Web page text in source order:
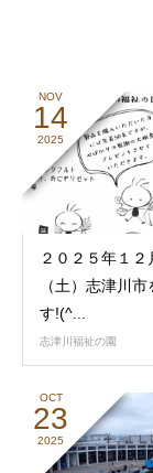
NOV
14
2025
２０２５年１２
（土）志津川
す!(^...
志津川福祉の園
OCT
23
2025